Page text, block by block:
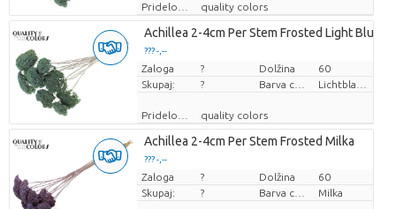
quality colors
Achillea 2-4cm Per Stem Frosted Light Blue
??? -,--
Cena za kos
Zaloga ? Dolžina
60
Skupaj:
?
quality colors
Achillea 2-4cm Per Stem Frosted Milka
??? -,--
Cena za kos
Zaloga ? Dolžina
60
Skupaj:
? Milka